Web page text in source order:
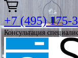
+7 (495) 175-
Консультация